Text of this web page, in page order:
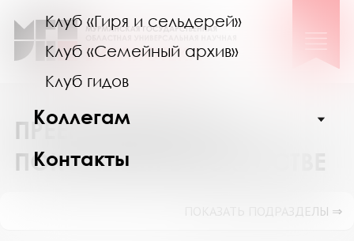
Клуб «Гиря и сельдерей»
Клуб «Семейный архив»
Клуб гидов
Коллегам
Контакты
ПРЕЕМСТВЕННОСТЬ
ПОКОЛЕНИЙ В ИСКУССТВЕ
ПОКАЗАТЬ ПОДРАЗДЕЛЫ ⇒